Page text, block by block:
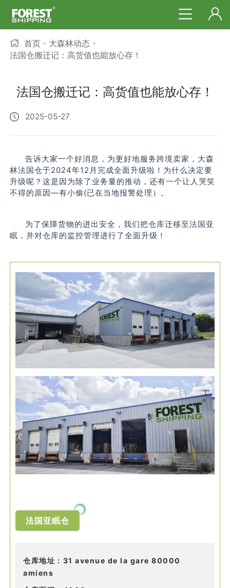
首页 > 大森林动态 >
法国仓搬迁记：高货值也能放心存！
法国仓搬迁记：高货值也能放心存！
2025-05-27
告诉大家一个好消息，为更好地服务跨境卖家，大森
林法国仓于2024年12月完成全面升级啦！为什么决定要
升级呢？这是因为除了业务量的推动，还有一个让人哭笑
不得的原因—有小偷(已在当地报警处理）。
为了保障货物的进出安全，我们把仓库迁移至法国亚
眠，并对仓库的监控管理进行了全面升级！
法国亚眠仓
仓库地址：31 avenue de la gare 80000
amiens